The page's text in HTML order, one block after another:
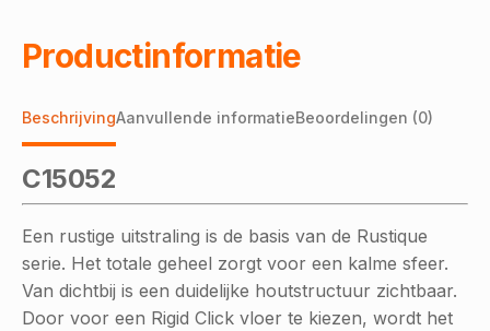
Productinformatie
BeschrijvingAanvullende informatieBeoordelingen (0)
C15052
Een rustige uitstraling is de basis van de Rustique
serie. Het totale geheel zorgt voor een kalme sfeer.
Van dichtbij is een duidelijke houtstructuur zichtbaar.
Door voor een Rigid Click vloer te kiezen, wordt het